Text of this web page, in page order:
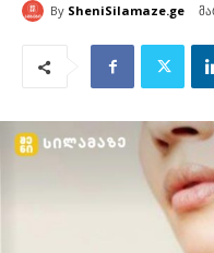
By SheniSilamaze.ge